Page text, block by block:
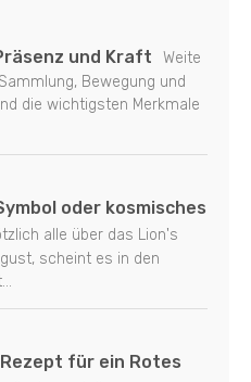
und Kraft
Weite
Bewegung und
die wichtigsten Merkmale
oder kosmisches
alle über das Lion's
scheint es in den
für ein Rotes